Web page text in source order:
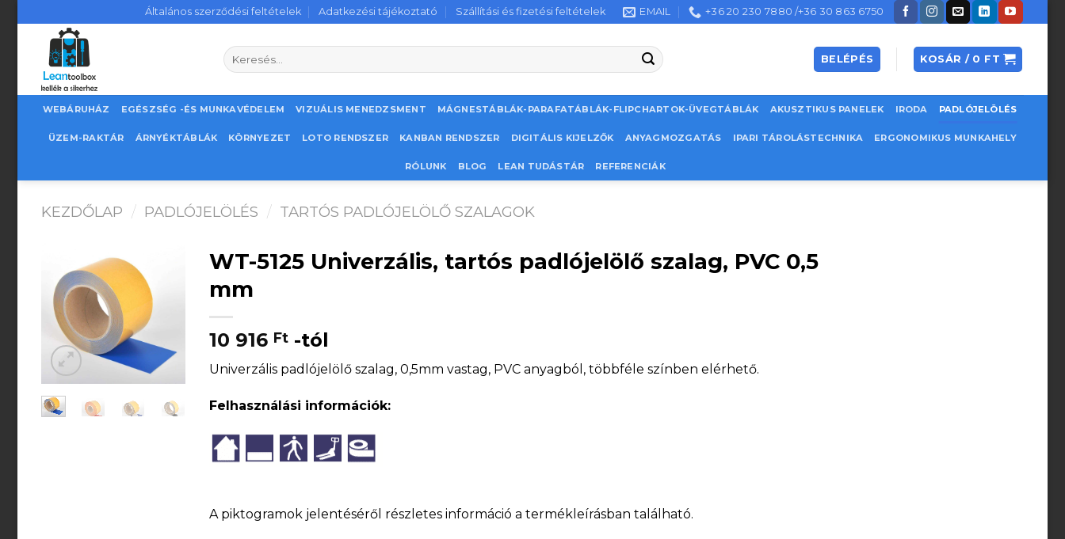
to
content
Általános szerződési feltételek Adatkezési tájékoztató Szállítási és fizetési feltételek EMAIL +36 20 230 7880 /+36 30 863 6750
Keresés
a
BELÉPÉS KOSÁR / 0 FT
WEBÁRUHÁZ EGÉSZSÉG -ÉS MUNKAVÉDELEM VIZUÁLIS MENEDZSMENT MÁGNESTÁBLÁK-PARAFATÁBLÁK-FLIPCHARTOK-ÜVEGTÁBLÁK AKUSZTIKUS PANELEK IRODA PADLÓJELÖLÉS
ÜZEM-RAKTÁR ÁRNYÉKTÁBLÁK KÖRNYEZET LOTO RENDSZER KANBAN RENDSZER DIGITÁLIS KIJELZŐK ANYAGMOZGATÁS IPARI TÁROLÁSTECHNIKA ERGONOMIKUS MUNKAHELY
RÓLUNK BLOG LEAN TUDÁSTÁR REFERENCIÁK
KEZDŐLAP / PADLÓJELÖLÉS / TARTÓS PADLÓJELÖLŐ SZALAGOK
WT-5125 Univerzális, tartós padlójelölő szalag, PVC 0,5
mm
10 916 Ft-tól
Univerzális padlójelölő szalag, 0,5mm vastag, PVC anyagból, többféle színben elérhető.
Felhasználási információk:
A piktogramok jelentéséről részletes információ a termékleírásban található.